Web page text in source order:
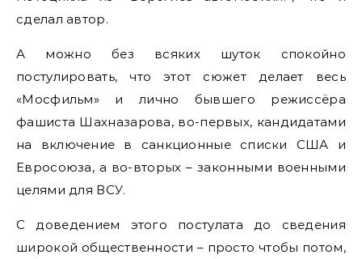
сделал автор.
А можно без всяких шуток спокойно
постулировать, что этот сюжет делает весь
«Мосфильм» и лично бывшего режиссёра
фашиста Шахназарова, во-первых, кандидатами
на включение в санкционные списки США и
Евросоюза, а во-вторых – законными военными
целями для ВСУ.
С доведением этого постулата до сведения
широкой общественности – просто чтобы потом,